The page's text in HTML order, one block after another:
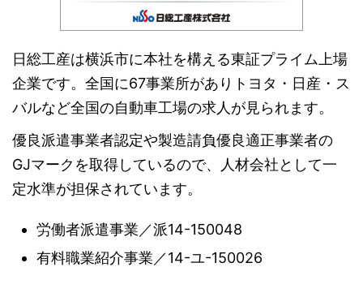
日総工産は横浜市に本社を構える東証プライム上場
企業です。全国に67事業所がありトヨタ・日産・ス
バルなど全国の自動車工場の求人が見られます。
優良派遣事業者認定や製造請負優良適正事業者の
GJマークを取得しているので、人材会社として一
定水準が担保されています。
労働者派遣事業／派14-150048
有料職業紹介事業／14-ユ-150026